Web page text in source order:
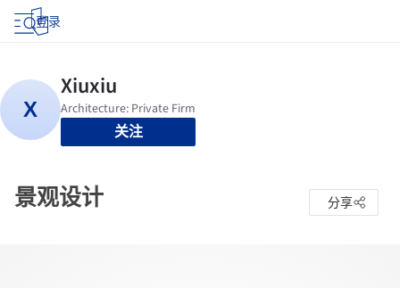
登录
关注
景观设计 分享